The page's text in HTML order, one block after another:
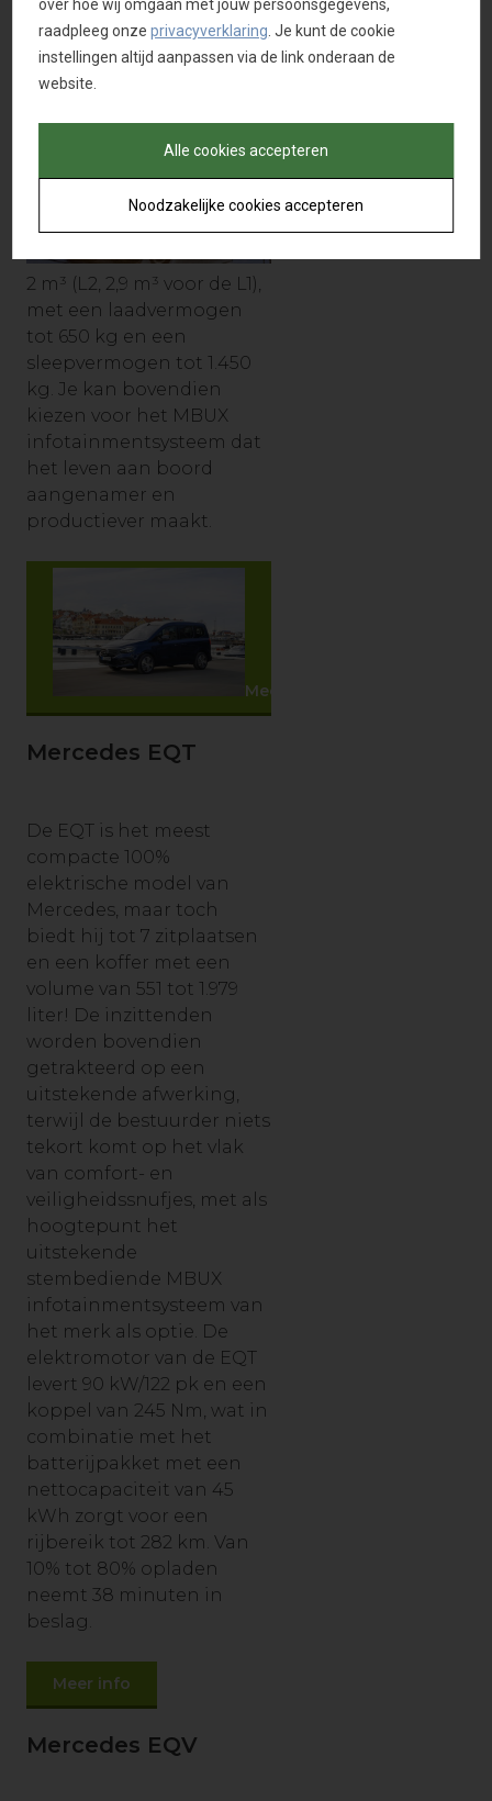
10% tot 80% opgeladen
kan worden in 40
minuten. De eCitan biedt
een laadvolume tot 3,6
2 m³ (L2, 2,9 m³ voor de L1),
met een laadvermogen
tot 650 kg en een
sleepvermogen tot 1.450
kg. Je kan bovendien
kiezen voor het MBUX
infotainmentsysteem dat
het leven aan boord
aangenamer en
productiever maakt.
Meer info
Mercedes EQT
De EQT is het meest
compacte 100%
elektrische model van
Mercedes, maar toch
biedt hij tot 7 zitplaatsen
en een koffer met een
volume van 551 tot 1.979
liter! De inzittenden
worden bovendien
getrakteerd op een
uitstekende afwerking,
terwijl de bestuurder niets
tekort komt op het vlak
van comfort- en
veiligheidssnufjes, met als
hoogtepunt het
uitstekende
stembediende MBUX
infotainmentsysteem van
het merk als optie. De
elektromotor van de EQT
levert 90 kW/122 pk en een
koppel van 245 Nm, wat in
combinatie met het
batterijpakket met een
nettocapaciteit van 45
kWh zorgt voor een
rijbereik tot 282 km. Van
10% tot 80% opladen
neemt 38 minuten in
beslag.
Meer info
Mercedes EQV
over hoe wij omgaan met jouw persoonsgegevens,
raadpleeg onzeprivacyverklaring . Je kunt de cookie
instellingen altijd aanpassen via de link onderaan de
website.
Alle cookies accepteren
Noodzakelijke cookies accepteren